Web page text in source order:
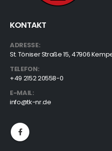
KONTAKT
ADRESSE:
St. Töniser Straße 15, 47906
TELEFON:
+49 2152 20558-0
E-MAIL:
info@tk-nr.de